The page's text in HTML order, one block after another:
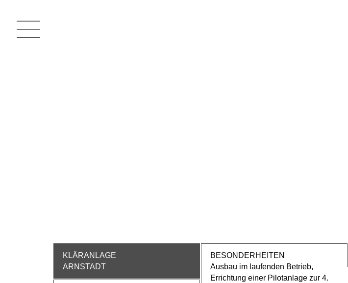
to
content
KLÄRANLAGE
ARNSTADT
BESONDERHEITEN
Ausbau im laufenden Betrieb,
Errichtung einer Pilotanlage zur 4.